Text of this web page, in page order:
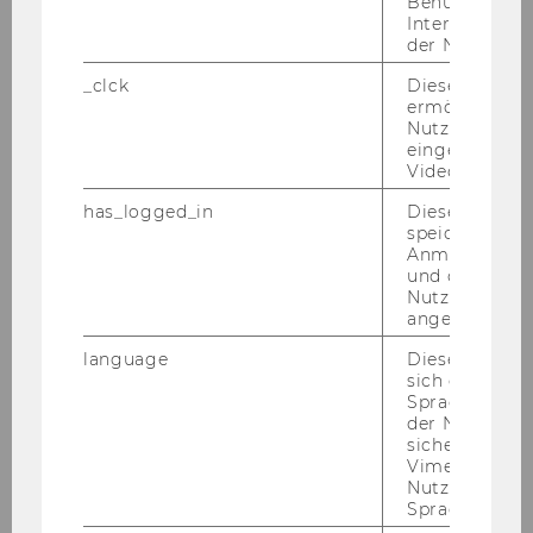
tä­ten zwi­schen den VAE und
Deutsch­land/Ös­ter­reich/Schweiz,
(ge­mein­sam mit Isa­bell Claus, Chris­
ti­an Eh­ler­mann and Reto Sa­voia),
Grup­pen­be­steue­rung (ge­mein­sam
mit Mi­cha­el Lang, Claus Sta­rin­ger
und An­dre­as Ste­fa­ner), Wien 2006.
Tax Com­pli­an­ce Costs in an En­lar­ged
Eu­ropean Union (ge­mein­sam mit
nin­ger), Wien 2007.
Dou­ble Ta­xa­ti­on and EC Law (ge­
mein­sam mit Mi­cha­el Lang und
Claus Sta­rin­ger), Wien/Lon­don 2007.
der Nutzer*in
_clck
Dieses Cookie
ermöglicht
Nutzung des
Video Players
has_logged_in
Dieses Cookie
speichert
und ob sich
Nutzer*in
angemeldet
language
Dieses
sich die
der
Vimeo in der
Nutzer
Sprache